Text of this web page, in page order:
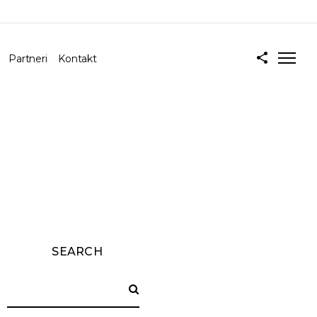
Partneri Kontakt
SEARCH